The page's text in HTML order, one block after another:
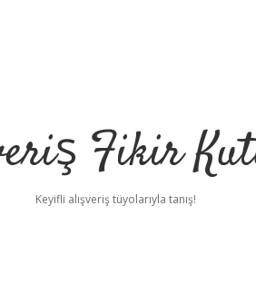
Fikir
Keyifli alışveriş tüyolarıyla tanış!